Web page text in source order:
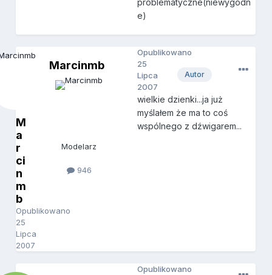
problematyczne(niewygodn
e)
M
a
r
ci
n
m
b
Opublikowano
25
Lipca
2007
Marcinmb
Modelarz
946
Autor
Opublikowano
25
Lipca
2007
wielkie dzienki...ja już
myślałem że ma to coś
wspólnego z dźwigarem...
Opublikowano